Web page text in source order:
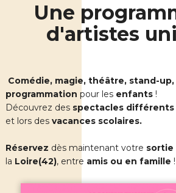
Une
d'artistes
Comédie, magie, théâtre, stand-
programmation pour les enfants!
Découvrez des spectacles différents
et lors des vacances scolaires.
Réservez dès maintenant votre sortie
la Loire(42), entre amis ou en famille !